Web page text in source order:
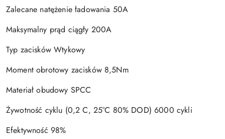
Zalecane natężenie ładowania 50A
Maksymalny prąd ciągły 200A
Typ zacisków Wtykowy
Moment obrotowy zacisków 8,5Nm
Materiał obudowy SPCC
Żywotność cyklu (0,2 C, 25°C 80% DOD) 6000 cykli
Efektywność 98%